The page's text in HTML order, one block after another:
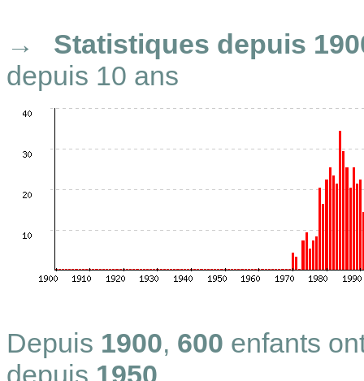
Statistiques depuis
depuis 10 ans
Depuis 1900, 600 enfants
depuis 1950.